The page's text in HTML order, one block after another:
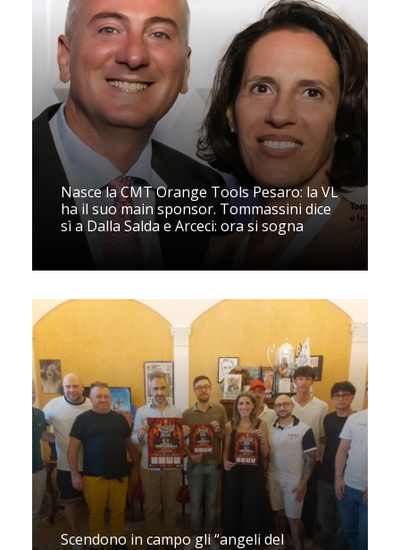
Nasce la CMT Orange Tools Pesaro: la VL
ha il suo main sponsor. Tommassini dice
sì a Dalla Salda e Arceci: ora si sogna
Scendono in campo gli “angeli del